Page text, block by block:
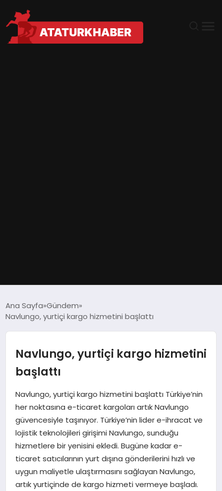
DÜNYA
EĞITIM
EKONOMI
MAGAZIN
SAĞLIK
SIYASET
SPOR
Ana Sayfa Gündem
Navlungo, yurtiçi kargo hizmetini başlattı
Navlungo, yurtiçi kargo hizmetini
başlattı
Navlungo, yurtiçi kargo hizmetini başlattı Türkiye’nin
her noktasına e-ticaret kargoları artık Navlungo
güvencesiyle taşınıyor. Türkiye’nin lider e-ihracat ve
lojistik teknolojileri girişimi Navlungo, sunduğu
hizmetlere bir yenisini ekledi. Bugüne kadar e-
ticaret satıcılarının yurt dışına gönderilerini hızlı ve
uygun maliyetle ulaştırmasını sağlayan Navlungo,
artık yurtiçinde de kargo hizmeti vermeye başladı.